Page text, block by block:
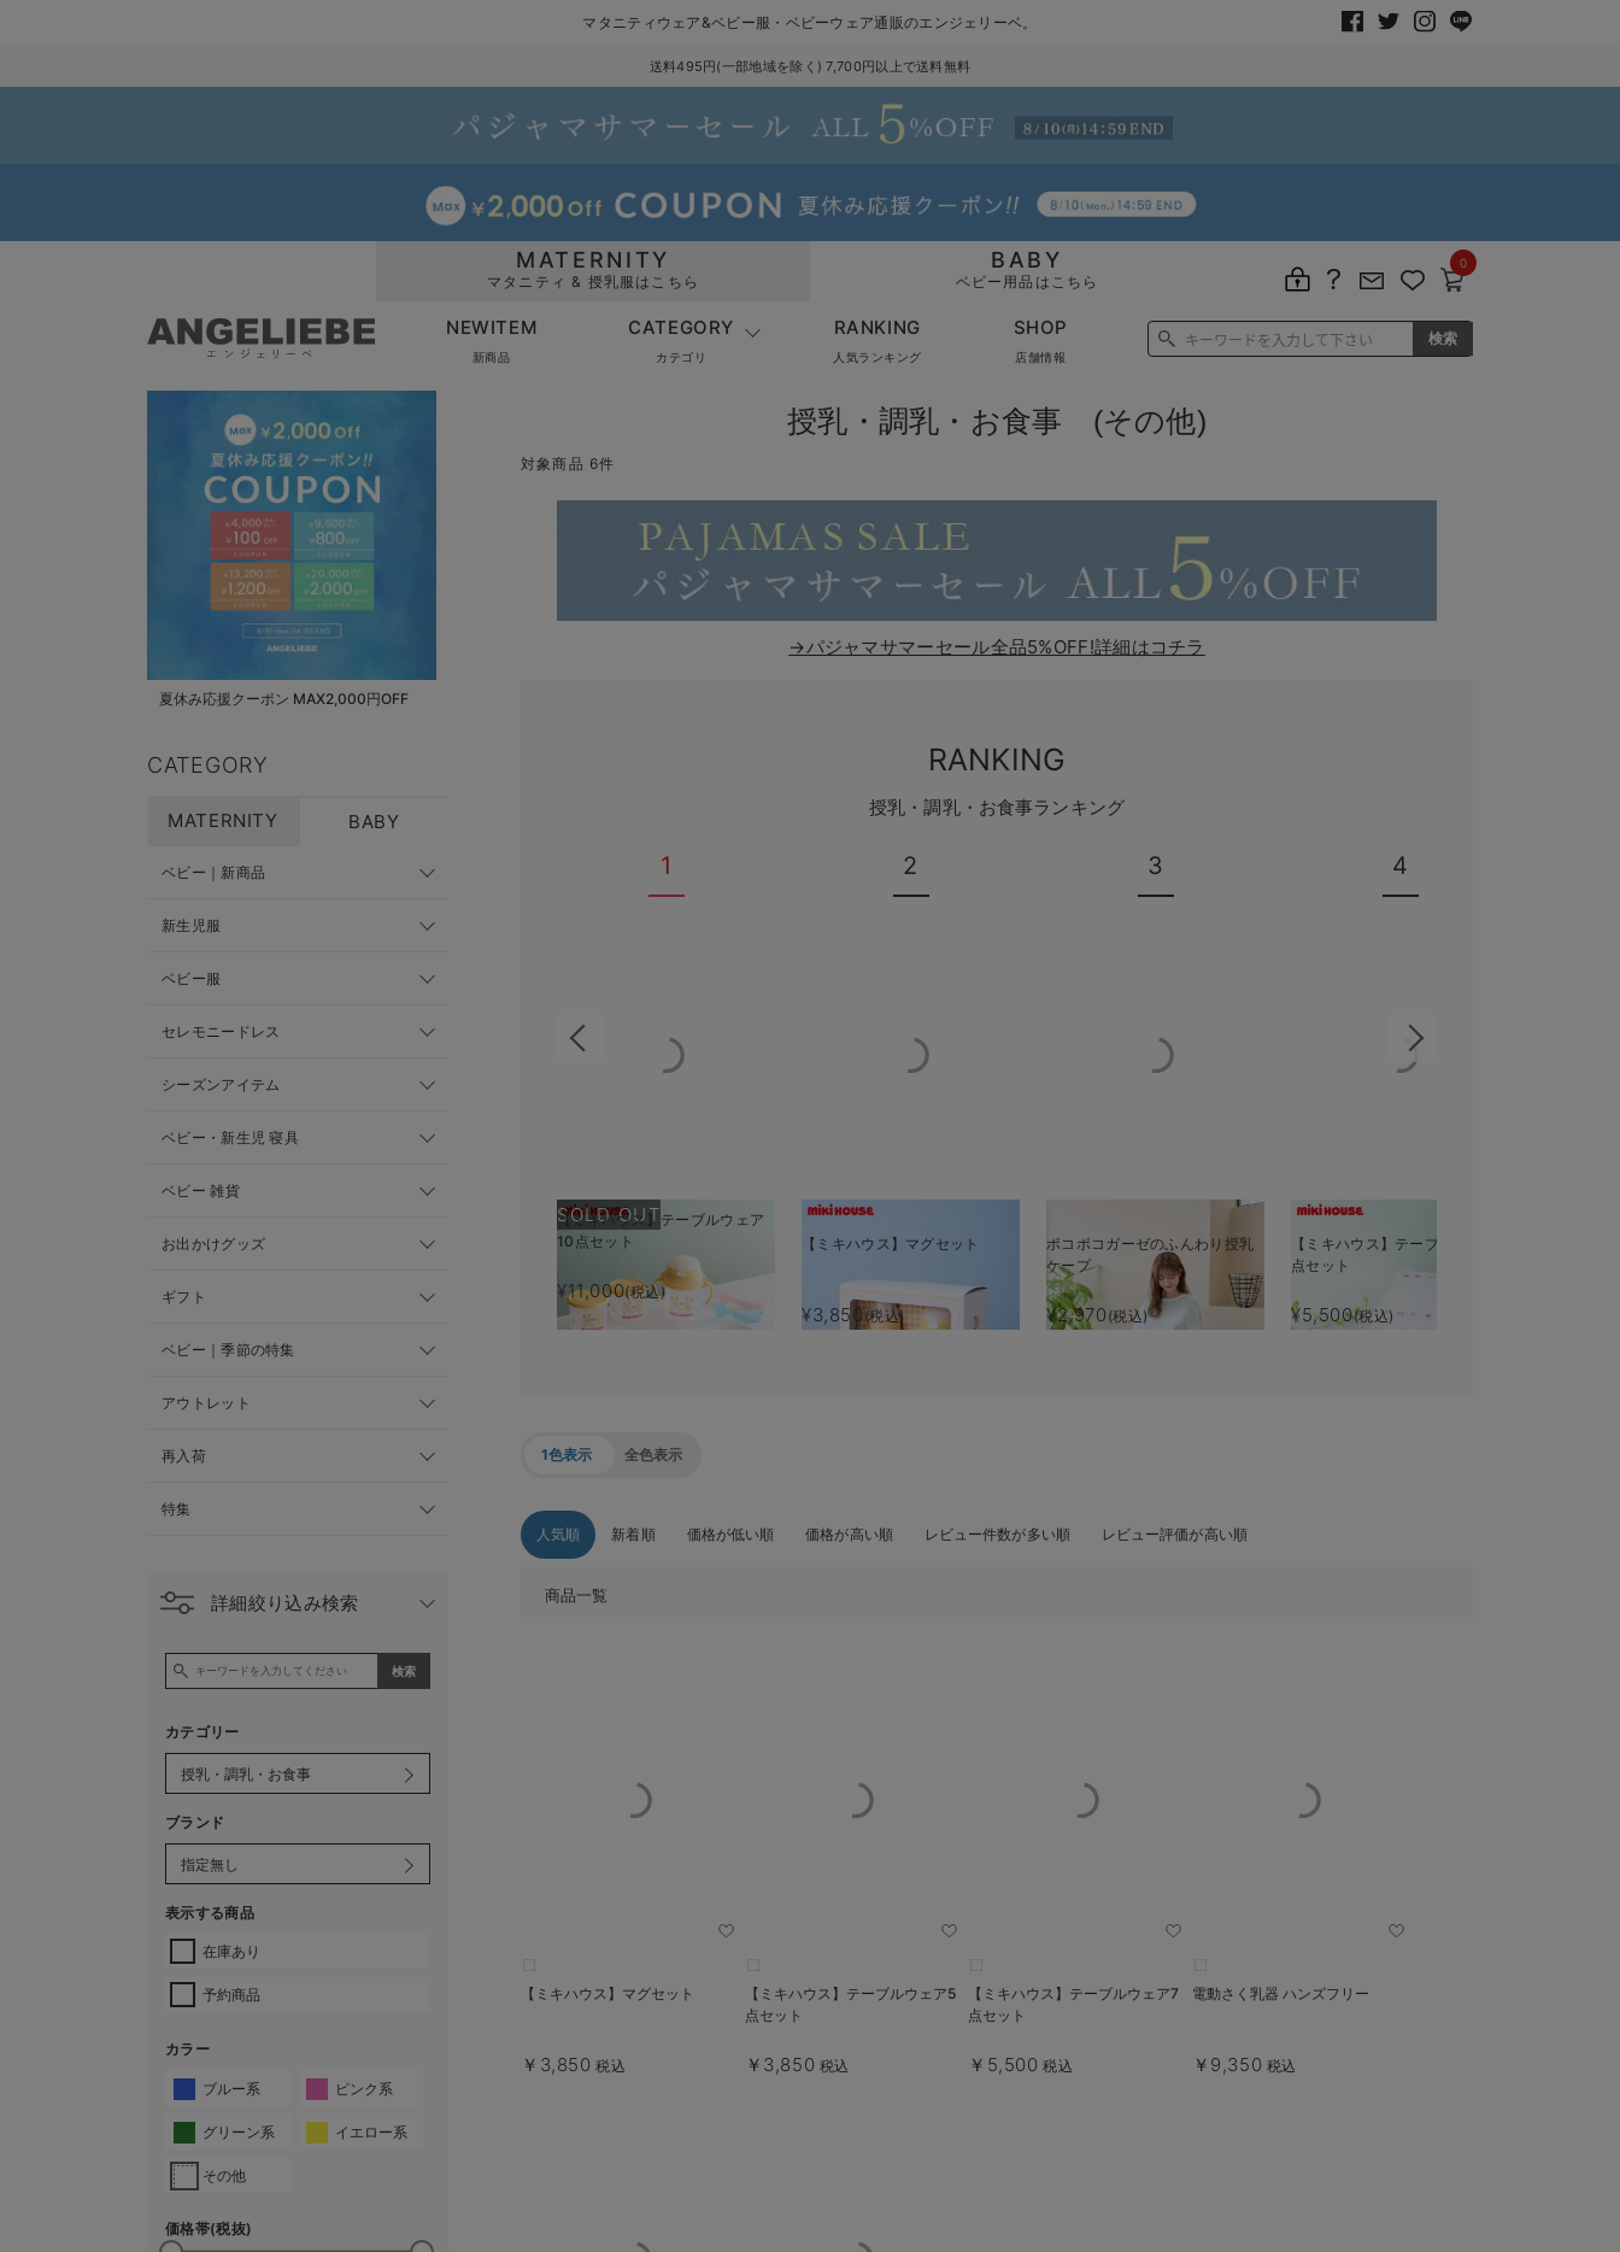
マタニティウェア&ベビー服・ベビーウェア通販のエンジェリーベ。
送料495円(一部地域を除く) 7,700円以上で送料無料
MATERNITY
マタニティ & 授乳服はこちら
BABY
ベビー用品はこちら
0
NEWITEM
新商品
CATEGORY
カテゴリ
RANKING
人気ランキング
SHOP
店舗情報
夏休み応援クーポン MAX2,000円OFF
CATEGORY
MATERNITY BABY
ベビー｜新商品
新生児服
ベビー服
セレモニードレス
シーズンアイテム
ベビー・新生児 寝具
ベビー 雑貨
お出かけグッズ
ギフト
ベビー｜季節の特集
アウトレット
再入荷
特集
詳細絞り込み検索
カテゴリー
ブランド
表示する商品
在庫あり
予約商品
カラー
ブルー系 ピンク系
グリーン系 イエロー系
その他
価格帯(税抜)
授乳・調乳・お食事 (その他)
対象商品 6件
→パジャマサマーセール全品5%OFF!詳細はコチラ
RANKING
授乳・調乳・お食事ランキング
1
SOLD OUT
【ミキハウス】テーブルウェア
10点セット
¥11,000(税込)
2
【ミキハウス】マグセット
¥3,850 (税込)
3
ポコポコガーゼのふんわり授乳
ケープ
¥2,970 (税込)
4
【ミキハウス】テーブルウェア7
点セット
¥5,500(税込)
1色表示 全色表示
人気順 新着順 価格が低い順 価格が高い順 レビュー件数が多い順 レビュー評価が高い順
商品一覧
【ミキハウス】マグセット
￥3,850 税込
【ミキハウス】テーブルウェア5
点セット
￥3,850 税込
【ミキハウス】テーブルウェア7
点セット
￥5,500 税込
電動さく乳器 ハンズフリー
￥9,350 税込